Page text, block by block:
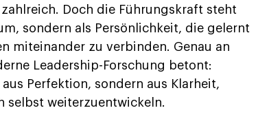
Doch die Führungskraft steht
sondern als Persönlichkeit, die gelernt
miteinander zu verbinden. Genau an
Leadership-Forschung betont:
Perfektion, sondern aus Klarheit,
selbst weiterzuentwickeln.